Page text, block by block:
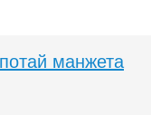
манжета